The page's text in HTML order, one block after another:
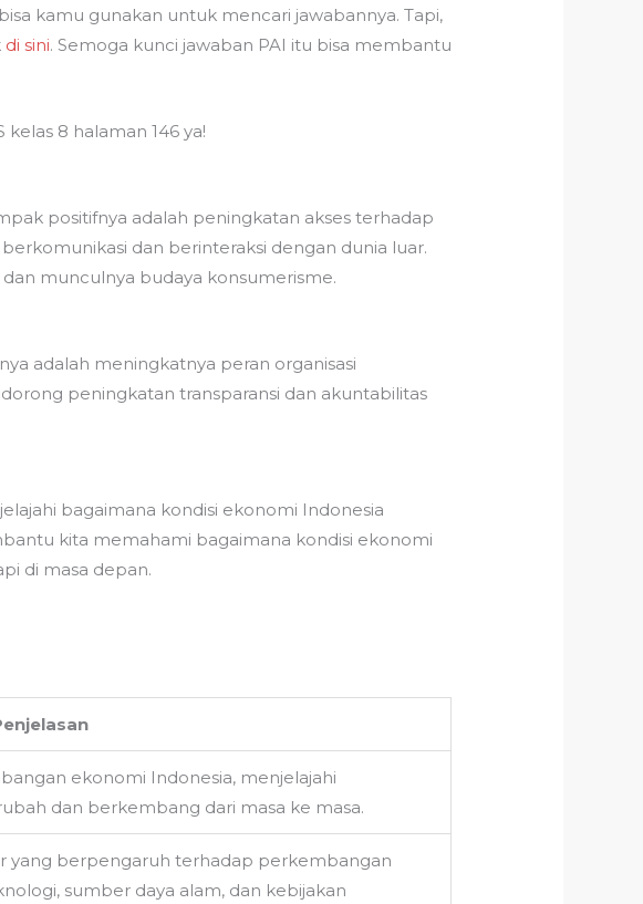
kamu gunakan untuk mencari jawabannya. Tapi,
di sini. Semoga kunci jawaban PAI itu bisa membantu
8 halaman 146 ya!
positifnya adalah peningkatan akses terhadap
dan berinteraksi dengan dunia luar.
munculnya budaya konsumerisme.
adalah meningkatnya peran organisasi
peningkatan transparansi dan akuntabilitas
bagaimana kondisi ekonomi Indonesia
kita memahami bagaimana kondisi ekonomi
di masa depan.
ekonomi Indonesia, menjelajahi
dan berkembang dari masa ke masa.
yang berpengaruh terhadap perkembangan
sumber daya alam, dan kebijakan